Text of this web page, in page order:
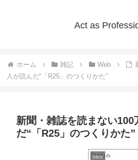
Act as
ホーム 雑記 Web
人が読んだ“「R25」のつくりかた”
新聞・雑誌を読まない100
だ“「R25」のつくりかた”
Web